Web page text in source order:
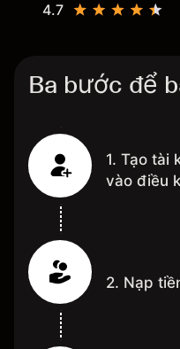
4.7
Ba bước để
1. Tạo tài
vào điều
2. Nạp